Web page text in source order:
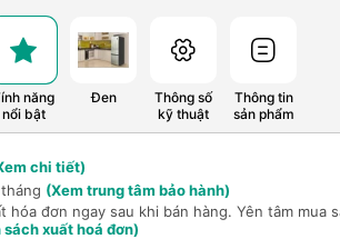
năng
nổi bật
Đen
Thông số
kỹ thuật
Thông tin
sản phẩm
chi tiết)
(Xem trung tâm bảo hành)
hóa đơn ngay sau khi bán hàng. Yên tâm mua
xuất hoá đơn)